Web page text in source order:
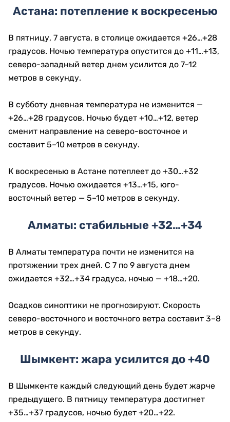
Астана: потепление к воскресенью
В пятницу, 7 августа, в столице ожидается +26…+28
градусов. Ночью температура опустится до +11…+13,
северо-западный ветер днем усилится до 7–12
метров в секунду.
В субботу дневная температура не изменится —
+26…+28 градусов. Ночью будет +10…+12, ветер
сменит направление на северо-восточное и
составит 5–10 метров в секунду.
К воскресенью в Астане потеплеет до +30…+32
градусов. Ночью ожидается +13…+15, юго-
восточный ветер — 5–10 метров в секунду.
Алматы: стабильные +32…+34
В Алматы температура почти не изменится на
протяжении трех дней. С 7 по 9 августа днем
ожидается +32…+34 градуса, ночью — +18…+20.
Осадков синоптики не прогнозируют. Скорость
северо-восточного и восточного ветра составит 3–8
метров в секунду.
Шымкент: жара усилится до +40
В Шымкенте каждый следующий день будет жарче
предыдущего. В пятницу температура достигнет
+35…+37 градусов, ночью будет +20…+22.